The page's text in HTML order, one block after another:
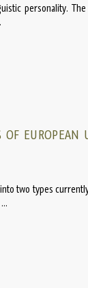
personality.
OF EUROPEAN
two types